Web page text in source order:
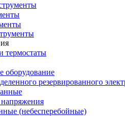
термостаты
оборудование
резервированного
(небесперебойные)